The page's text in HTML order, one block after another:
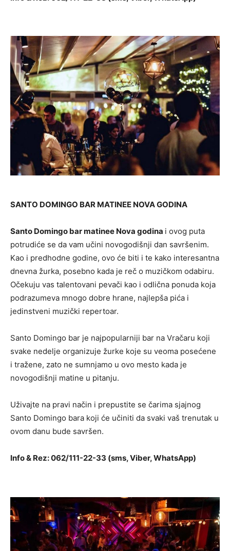
SANTO DOMINGO BAR MATINEE NOVA GODINA
Santo Domingo bar matinee Nova godina i ovog puta
potrudiće se da vam učini novogodišnji dan savršenim.
Kao i predhodne godine, ovo će biti i te kako interesantna
dnevna žurka, posebno kada je reč o muzičkom odabiru.
Očekuju vas talentovani pevači kao i odlična ponuda koja
podrazumeva mnogo dobre hrane, najlepša pića i
jedinstveni muzički repertoar.
Santo Domingo bar je najpopularniji bar na Vračaru koji
svake nedelje organizuje žurke koje su veoma posećene
i tražene, zato ne sumnjamo u ovo mesto kada je
novogodišnji matine u pitanju.
Uživajte na pravi način i prepustite se čarima sjajnog
Santo Domingo bara koji će učiniti da svaki vaš trenutak u
ovom danu bude savršen.
Info & Rez: 062/111-22-33 (sms, Viber, WhatsApp)